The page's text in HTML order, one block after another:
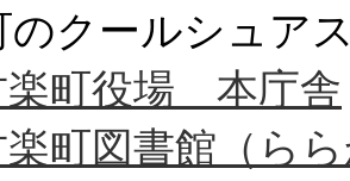
のクールシュア
楽町役場 本庁舎
町図書館（ら